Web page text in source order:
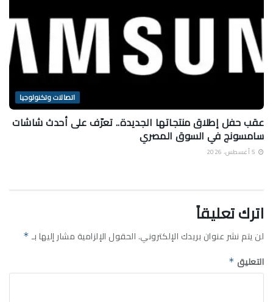
اتصالات وتكنولوجيا
عقب حفل إطلاق منتجاتها الجديدة.. تعرّف على أحدث شاشات
سامسونج في السوق المصري
اترك تعليقاً
لن يتم نشر عنوان بريدك الإلكتروني.الحقول الإلزامية مشار إليها بـ *
التعليق *